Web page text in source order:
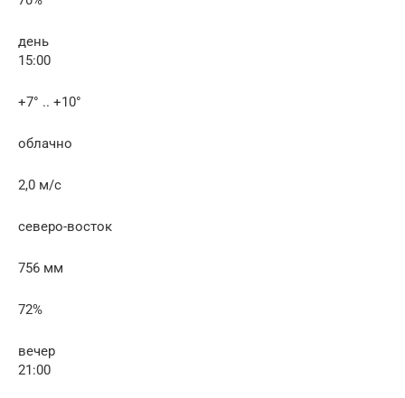
день
15:00
+7° .. +10°
облачно
2,0 м/с
северо-восток
756 мм
72%
вечер
21:00